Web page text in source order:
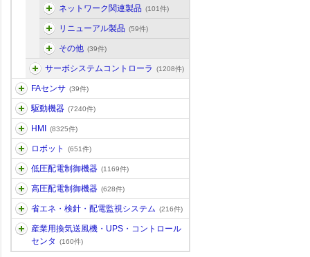
ネットワーク関連製品 (101件)
リニューアル製品 (59件)
その他 (39件)
サーボシステムコントローラ (1208件)
FAセンサ (39件)
駆動機器 (7240件)
HMI (8325件)
ロボット (651件)
低圧配電制御機器 (1169件)
高圧配電制御機器 (628件)
省エネ・検針・配電監視システム (216件)
産業用換気送風機・UPS・コントロール
センタ
(160件)